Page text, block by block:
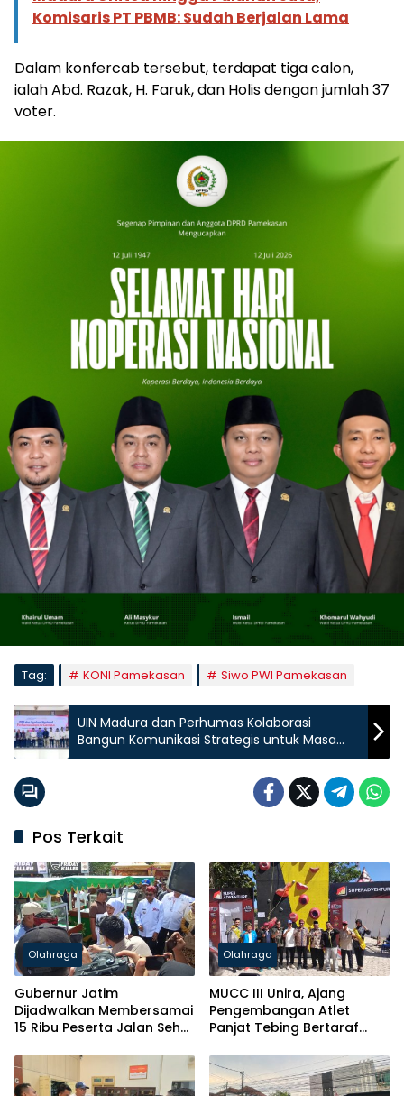
Komisaris PT PBMB: Sudah Berjalan Lama
Dalam konfercab tersebut, terdapat tiga calon,
ialah Abd. Razak, H. Faruk, dan Holis dengan jumlah 37
voter.
Tag: KONI Pamekasan Siwo PWI Pamekasan
UIN Madura dan Perhumas Kolaborasi
Bangun Komunikasi Strategis untuk Masa
Depan Berkelanjutan
Pos Terkait
Olahraga
Gubernur Jatim
Dijadwalkan Membersamai
15 Ribu Peserta Jalan Sehat
Olahraga
MUCC III Unira, Ajang
Pengembangan Atlet
Panjat Tebing Bertaraf